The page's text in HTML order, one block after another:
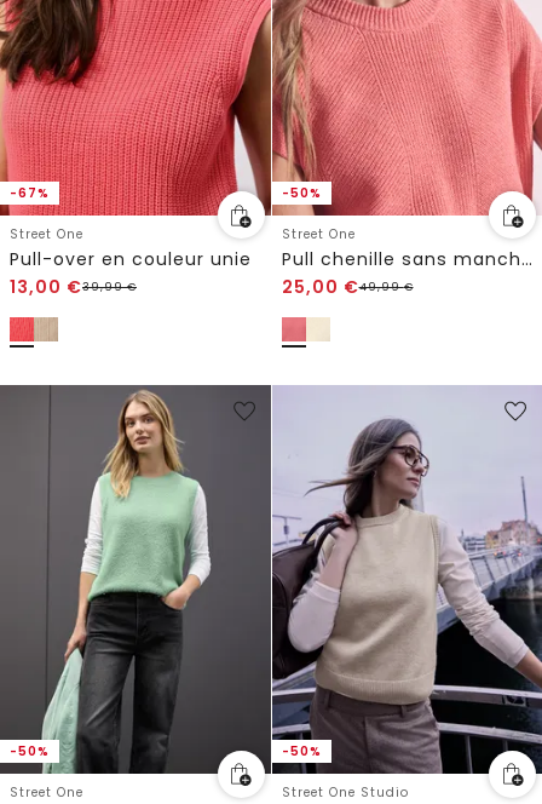
-67%
Street One
Pull-over en couleur unie
13,00 €39,99€
-50%
Street One
Pull chenille sans manches
25,00 €49,99€
-50%
Street One
-50%
Street One Studio